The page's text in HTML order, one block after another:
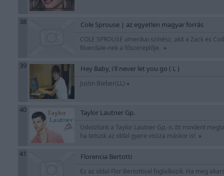
38 Cole Sprouse | az egyetlen magyar forrás
COLE SPROUSE amerikai színész, akit a Zack és
Riverdale-nek a főszereplője. »
39 Hey Baby, i'll never let you go ( L )
Justin Bieber(LL) »
40 Taylor Lautner Gp.
Üdvözlünk a Taylor Lautner Gp.-n. Itt mindent
ha tetszik az oldal gyere vissza máskor is! »
41 Florencia Bertotti
Ez az oldal Flor Bertottival foglalkozik. Ha meg